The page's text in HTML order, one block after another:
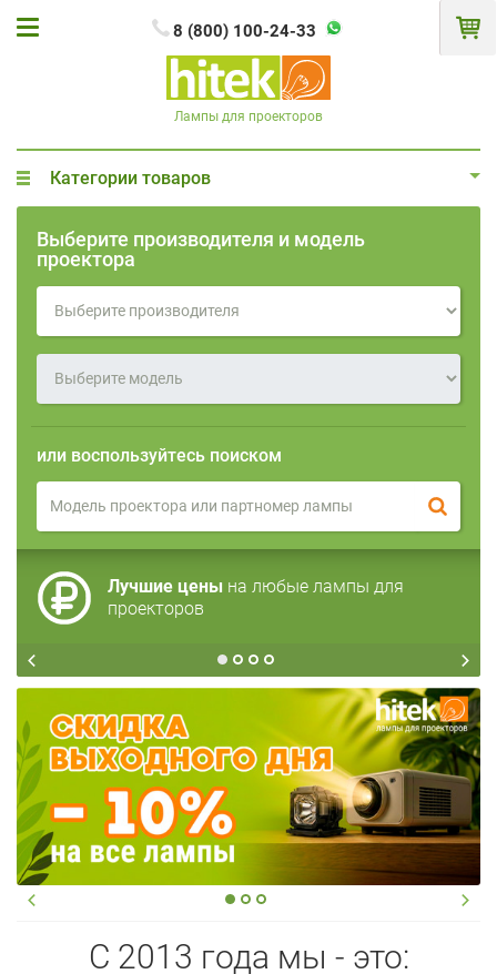
8 (800) 100-24-33
Лампы для проекторов
Категории товаров
Выберите производителя и модель
проектора
или воспользуйтесь поиском
Лучшие цены на любые лампы для
проекторов
С 2013 года мы - это: